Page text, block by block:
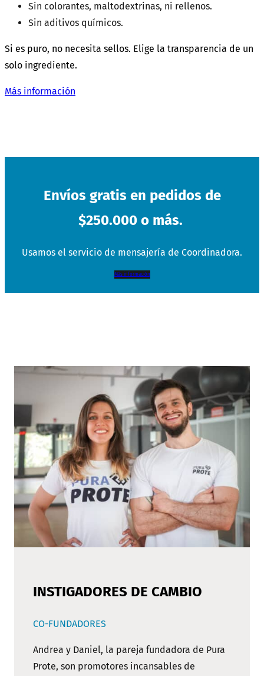
Sin colorantes, maltodextrinas, ni rellenos.
Sin aditivos químicos.
Si es puro, no necesita sellos. Elige la transparencia de un
solo ingrediente.
Más información
Envíos gratis en pedidos de
$250.000 o más.
Usamos el servicio de mensajería de Coordinadora.
Más información
INSTIGADORES DE CAMBIO
CO-FUNDADORES
Andrea y Daniel, la pareja fundadora de Pura
Prote, son promotores incansables de